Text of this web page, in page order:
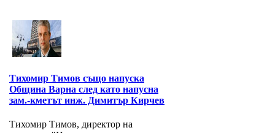
Тихомир Тимов също напуска
Община Варна след като напусна
зам.-кметът инж. Димитър Кирчев
Тихомир Тимов, директор на